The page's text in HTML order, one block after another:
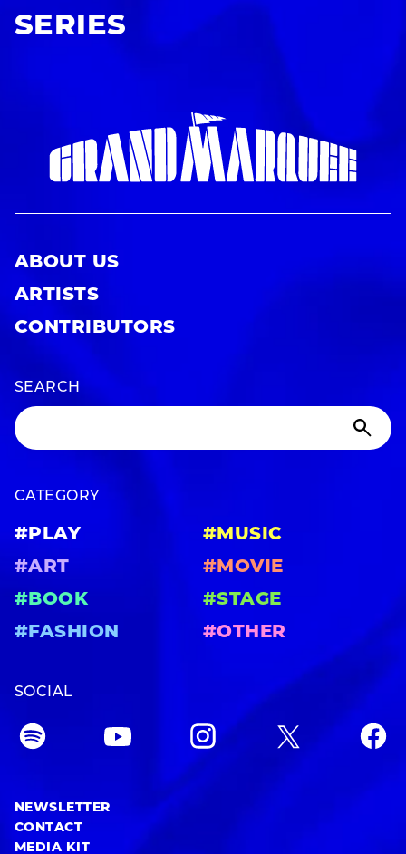
SERIES
ABOUT US
ARTISTS
CONTRIBUTORS
SEARCH
CATEGORY
#PLAY
#MUSIC
#ART
#MOVIE
#BOOK
#STAGE
#FASHION
#OTHER
SOCIAL
NEWSLETTER
CONTACT
MEDIA KIT